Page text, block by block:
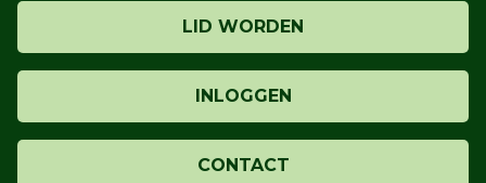
LID WORDEN
INLOGGEN
CONTACT